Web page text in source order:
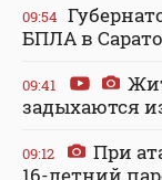
09:54
БПЛА в
09:41
задыхаются
09:12
При
16-летний